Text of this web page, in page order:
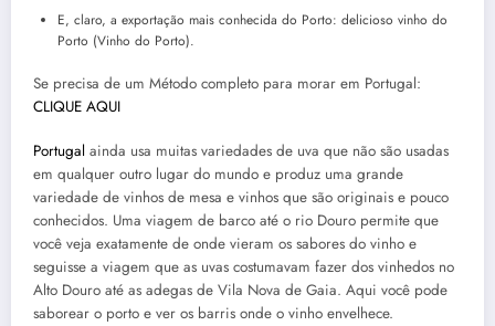
E, claro, a exportação mais conhecida do Porto: delicioso vinho do
Porto (Vinho do Porto).
Se precisa de um Método completo para morar em Portugal:
CLIQUE AQUI
Portugal ainda usa muitas variedades de uva que não são usadas
em qualquer outro lugar do mundo e produz uma grande
variedade de vinhos de mesa e vinhos que são originais e pouco
conhecidos. Uma viagem de barco até o rio Douro permite que
você veja exatamente de onde vieram os sabores do vinho e
seguisse a viagem que as uvas costumavam fazer dos vinhedos no
Alto Douro até as adegas de Vila Nova de Gaia. Aqui você pode
saborear o porto e ver os barris onde o vinho envelhece.